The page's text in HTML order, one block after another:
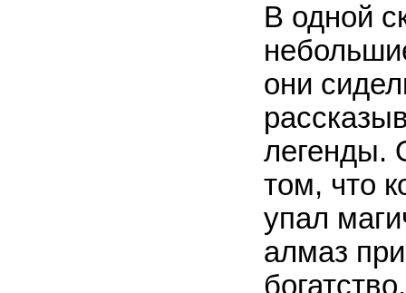
В одной
они
легенды.
том, что
упал
алмаз